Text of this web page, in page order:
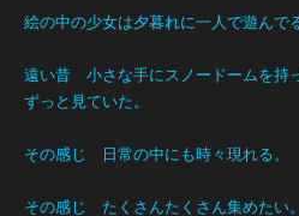
絵の中の少女は夕暮れに一人で遊んで
遠い昔 小さな手にスノードームを持っ
ずっと見ていた。
その感じ 日常の中にも時々現れる。
その感じ たくさんたくさん集めたい。